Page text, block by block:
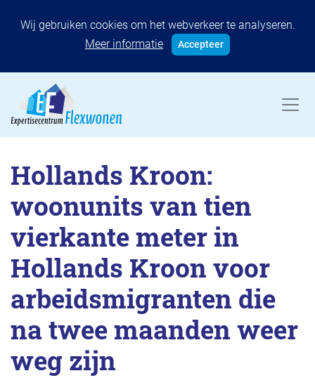
Wij gebruiken cookies om het webverkeer te analyseren.
Meer informatie
Accepteer
Hollands Kroon:
woonunits van tien
vierkante meter in
Hollands Kroon voor
arbeidsmigranten die
na twee maanden weer
weg zijn